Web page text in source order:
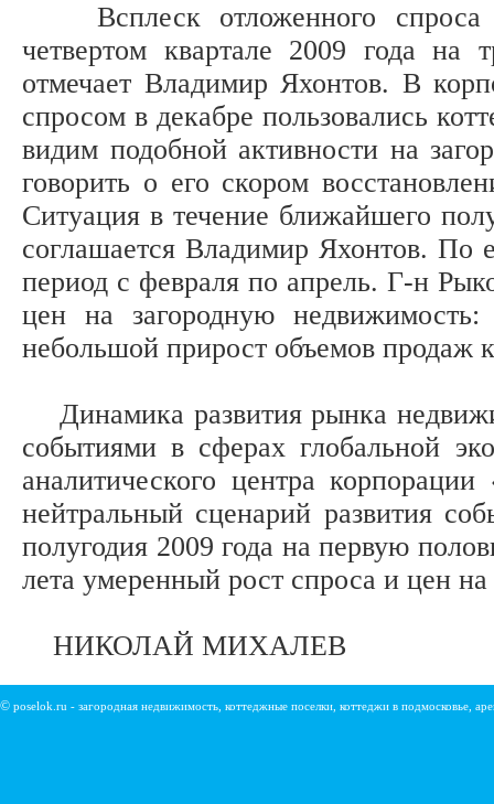
Всплеск отложенного спроса
четвертом квартале 2009 года на
отмечает Владимир Яхонтов. В
спросом в декабре пользовались
видим подобной активности на
говорить о его скором
Ситуация в течение ближайшего
соглашается Владимир Яхонтов. По
период с февраля по апрель. Г-н
цен на загородную
небольшой прирост объемов продаж
Динамика развития рынка
событиями в сферах глобальной
аналитического центра
нейтральный сценарий развития
полугодия 2009 года на первую
лета умеренный рост спроса и цен
НИКОЛАЙ МИХАЛЕВ
© poselok.ru - загородная недвижимость, коттеджные поселки, коттеджи в подмосковье,